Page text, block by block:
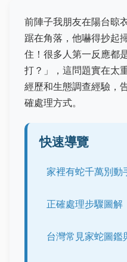
前陣子我朋友在陽台晾
踞在角落，他嚇得抄起
住！很多人第一反應都
打？」，這問題實在太
經歷和生態調查經驗，
確處理方式。
快速導覽
家裡有蛇千萬別動
正確處理步驟圖解
台灣常見家蛇圖鑑